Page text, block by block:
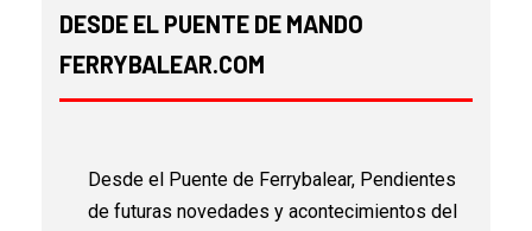
DESDE EL PUENTE DE MANDO
FERRYBALEAR.COM
Desde el Puente de Ferrybalear, Pendientes
de futuras novedades y acontecimientos del